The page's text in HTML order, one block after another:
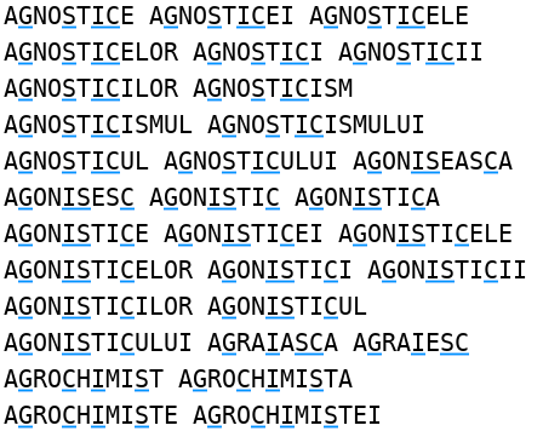
AGNOSTICE AGNOSTICEI AGNOSTICELE
AGNOSTICELOR AGNOSTICI AGNOSTICII
AGNOSTICILOR AGNOSTICISM
AGNOSTICISMUL AGNOSTICISMULUI
AGNOSTICUL AGNOSTICULUI AGONISEASCA
AGONISESC AGONISTIC AGONISTICA
AGONISTICE AGONISTICEI AGONISTICELE
AGONISTICELOR AGONISTICI AGONISTICII
AGONISTICILOR AGONISTICUL
AGONISTICULUI AGRAIASCA AGRAIESC
AGROCHIMIST AGROCHIMISTA
AGROCHIMISTE AGROCHIMISTEI